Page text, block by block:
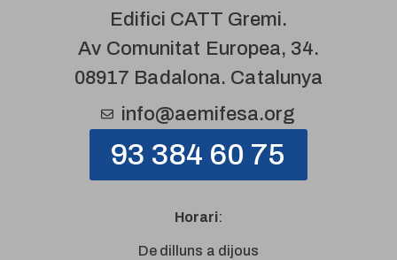
Edifici CATT Gremi.
Av Comunitat Europea, 34.
08917 Badalona. Catalunya
info@aemifesa.org
93 384 60 75
Horari:
De dilluns a dijous